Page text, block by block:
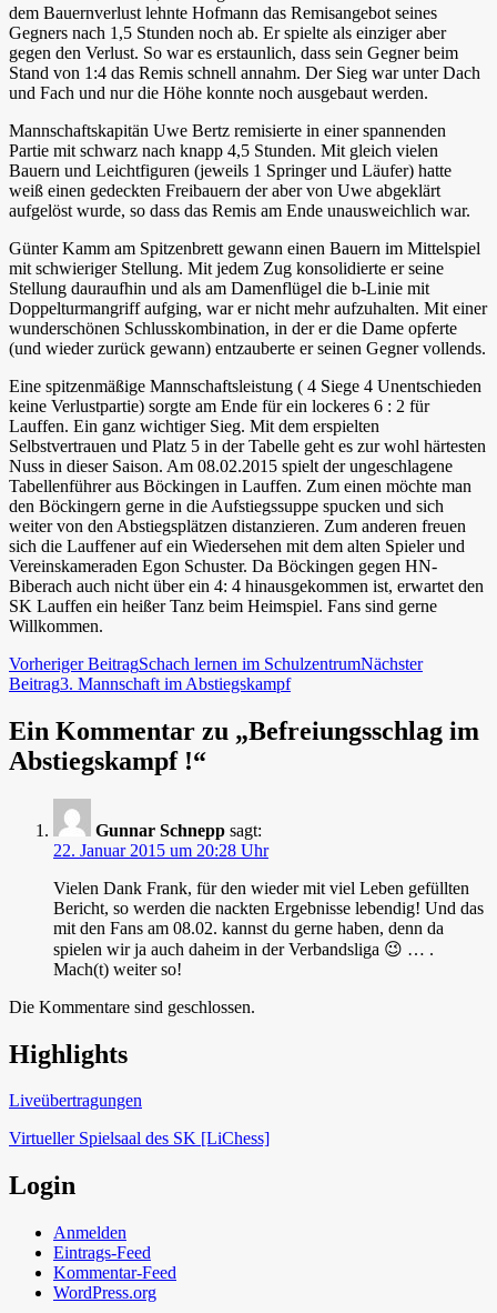
dem Bauernverlust lehnte Hofmann das Remisangebot seines
Gegners nach 1,5 Stunden noch ab. Er spielte als einziger aber
gegen den Verlust. So war es erstaunlich, dass sein Gegner beim
Stand von 1:4 das Remis schnell annahm. Der Sieg war unter Dach
und Fach und nur die Höhe konnte noch ausgebaut werden.
Mannschaftskapitän Uwe Bertz remisierte in einer spannenden
Partie mit schwarz nach knapp 4,5 Stunden. Mit gleich vielen
Bauern und Leichtfiguren (jeweils 1 Springer und Läufer) hatte
weiß einen gedeckten Freibauern der aber von Uwe abgeklärt
aufgelöst wurde, so dass das Remis am Ende unausweichlich war.
Günter Kamm am Spitzenbrett gewann einen Bauern im Mittelspiel
mit schwieriger Stellung. Mit jedem Zug konsolidierte er seine
Stellung dauraufhin und als am Damenflügel die b-Linie mit
Doppelturmangriff aufging, war er nicht mehr aufzuhalten. Mit einer
wunderschönen Schlusskombination, in der er die Dame opferte
(und wieder zurück gewann) entzauberte er seinen Gegner vollends.
Eine spitzenmäßige Mannschaftsleistung ( 4 Siege 4 Unentschieden
keine Verlustpartie) sorgte am Ende für ein lockeres 6 : 2 für
Lauffen. Ein ganz wichtiger Sieg. Mit dem erspielten
Selbstvertrauen und Platz 5 in der Tabelle geht es zur wohl härtesten
Nuss in dieser Saison. Am 08.02.2015 spielt der ungeschlagene
Tabellenführer aus Böckingen in Lauffen. Zum einen möchte man
den Böckingern gerne in die Aufstiegssuppe spucken und sich
weiter von den Abstiegsplätzen distanzieren. Zum anderen freuen
sich die Lauffener auf ein Wiedersehen mit dem alten Spieler und
Vereinskameraden Egon Schuster. Da Böckingen gegen HN-
Biberach auch nicht über ein 4: 4 hinausgekommen ist, erwartet den
SK Lauffen ein heißer Tanz beim Heimspiel. Fans sind gerne
Willkommen.
Beitragsnavigation
Vorheriger BeitragSchach lernen im SchulzentrumNächster
Beitrag3. Mannschaft im Abstiegskampf
Ein Kommentar zu „Befreiungsschlag im
Abstiegskampf !“
Gunnar Schnepp sagt:
22. Januar 2015 um 20:28 Uhr
Vielen Dank Frank, für den wieder mit viel Leben gefüllten
Bericht, so werden die nackten Ergebnisse lebendig! Und das
mit den Fans am 08.02. kannst du gerne haben, denn da
spielen wir ja auch daheim in der Verbandsliga 😉 … .
Mach(t) weiter so!
Die Kommentare sind geschlossen.
Schach in Lauffen
Highlights
Liveübertragungen
Virtueller Spielsaal des SK [LiChess]
Login
Anmelden
Eintrags-Feed
Kommentar-Feed
WordPress.org